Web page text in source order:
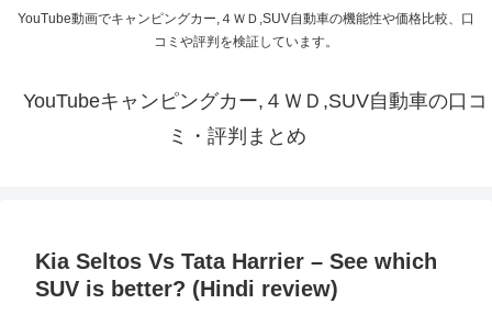
YouTube動画でキャンピングカー,４ＷＤ,SUV自動車の機能性や価格比較、口
コミや評判を検証しています。
YouTubeキャンピングカー,４ＷＤ,SUV自動車の口コ
ミ・評判まとめ
Kia Seltos Vs Tata Harrier – See which
SUV is better? (Hindi review)